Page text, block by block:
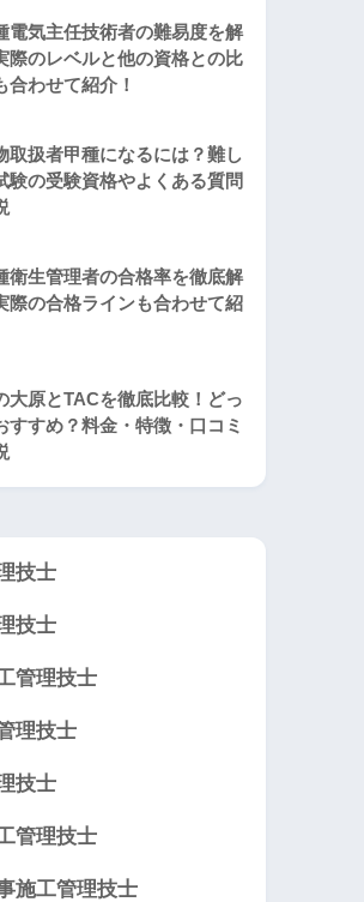
電気主任技術者の難易度を解
際のレベルと他の資格との比
合わせて紹介！
取扱者甲種になるには？難し
験の受験資格やよくある質問
衛生管理者の合格率を徹底解
際の合格ラインも合わせて紹
大原とTACを徹底比較！どっ
すすめ？料金・特徴・口コミ
技士
技士
管理技士
理技士
技士
管理技士
施工管理技士